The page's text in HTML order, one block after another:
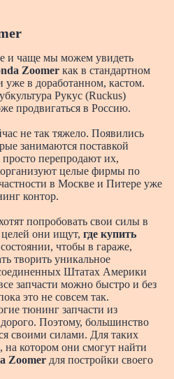
и чаще мы можем увидеть
Zoomer как в стандартном
уже в доработанном, кастом.
Рукус (Ruckus)
продвигаться в Россию.
не так тяжело. Появились
занимаются поставкой
перепродают их,
целые фирмы по
в Москве и Питере уже
контор.
попробовать свои силы в
они ищут, где купить
чтобы в гараже,
творить уникальное
Штатах Америки
запчасти можно быстро и без
это не совсем так.
тюнинг запчасти из
Поэтому, большинство
своими силами. Для таких
на котором они смогут найти
Zoomer для постройки своего